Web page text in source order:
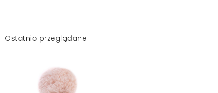
Ostatnio przeglądane